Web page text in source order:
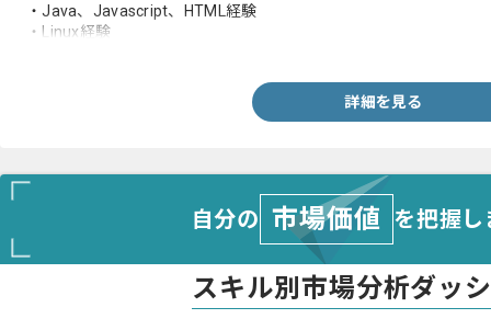
・Java、Javascript、HTML経験
・Linux経験
詳細を見る
自分の 市場価値 を把握
スキル別市場分析ダッ